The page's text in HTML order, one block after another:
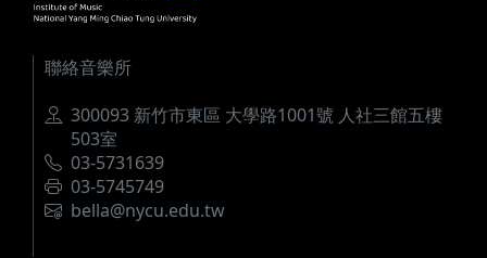
聯絡音樂所
地址
300093 新竹市東區 大學路1001號 人社三館五樓
503室
電話
03-5731639
傳真
03-5745749
電郵
bella@nycu.edu.tw